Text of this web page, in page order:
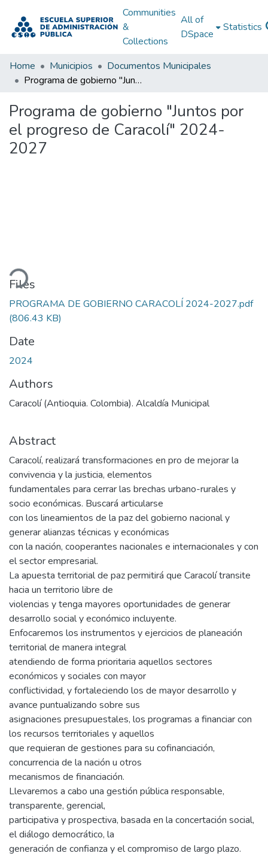
Communities
&
Collections
All of
DSpace
Statistics
Home Municipios
Documentos Municipales
Programa de gobierno "Juntos por el progreso de Caracolí" 2024-2027
Programa de gobierno "Juntos por
el progreso de Caracolí" 2024-
2027
Files
PROGRAMA DE GOBIERNO CARACOLÍ 2024-2027.pdf
(806.43 KB)
Date
2024
Authors
Caracolí (Antioquia. Colombia). Alcaldía Municipal
Abstract
Caracolí, realizará transformaciones en pro de mejorar la
convivencia y la justicia, elementos
fundamentales para cerrar las brechas urbano-rurales y
socio económicas. Buscará articularse
con los lineamientos de la paz del gobierno nacional y
generar alianzas técnicas y económicas
con la nación, cooperantes nacionales e internacionales y con
el sector empresarial.
La apuesta territorial de paz permitirá que Caracolí transite
hacia un territorio libre de
violencias y tenga mayores oportunidades de generar
desarrollo social y económico incluyente.
Enfocaremos los instrumentos y ejercicios de planeación
territorial de manera integral
atendiendo de forma prioritaria aquellos sectores
económicos y sociales con mayor
conflictividad, y fortaleciendo los de mayor desarrollo y
avance puntualizando sobre sus
asignaciones presupuestales, los programas a financiar con
los recursos territoriales y aquellos
que requieran de gestiones para su cofinanciación,
concurrencia de la nación u otros
mecanismos de financiación.
Llevaremos a cabo una gestión pública responsable,
transparente, gerencial,
participativa y prospectiva, basada en la concertación social,
el diálogo democrático, la
generación de confianza y el compromiso de largo plazo.